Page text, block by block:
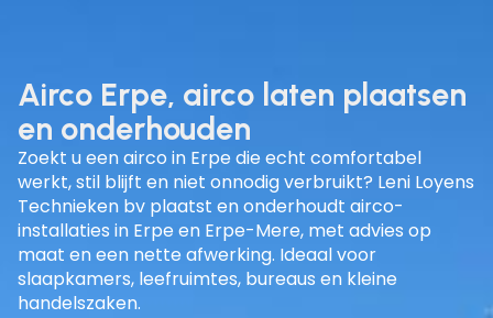
Airco Erpe, airco laten plaatsen
en onderhouden
Zoekt u eenairco in Erpedie echt comfortabel
werkt, stil blijft en niet onnodig verbruikt? Leni Loyens
Technieken bv plaatst en onderhoudt airco-
installaties in Erpe en Erpe-Mere, met advies op
maat en een nette afwerking. Ideaal voor
slaapkamers, leefruimtes, bureaus en kleine
handelszaken.